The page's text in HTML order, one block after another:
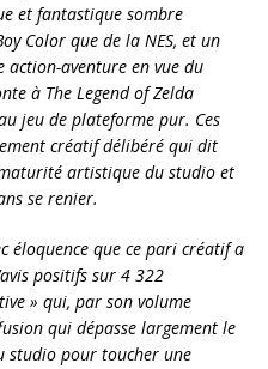
et fantastique sombre
Color que de la NES, et un
action-aventure en vue du
à The Legend of Zelda
jeu de plateforme pur. Ces
créatif délibéré qui dit
artistique du studio et
se renier.
éloquence que ce pari créatif a
positifs sur 4 322
» qui, par son volume
qui dépasse largement le
studio pour toucher une